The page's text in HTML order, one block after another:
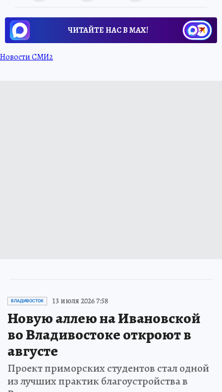
ЧИТАЙТЕ НАС В МАХ!
Новости СМИ2
ВЛАДИВОСТОК 13 июля 2026 7:58
Новую аллею на Ивановской
во Владивостоке откроют в
августе
Проект приморских студентов стал одной
из лучших практик благоустройства в